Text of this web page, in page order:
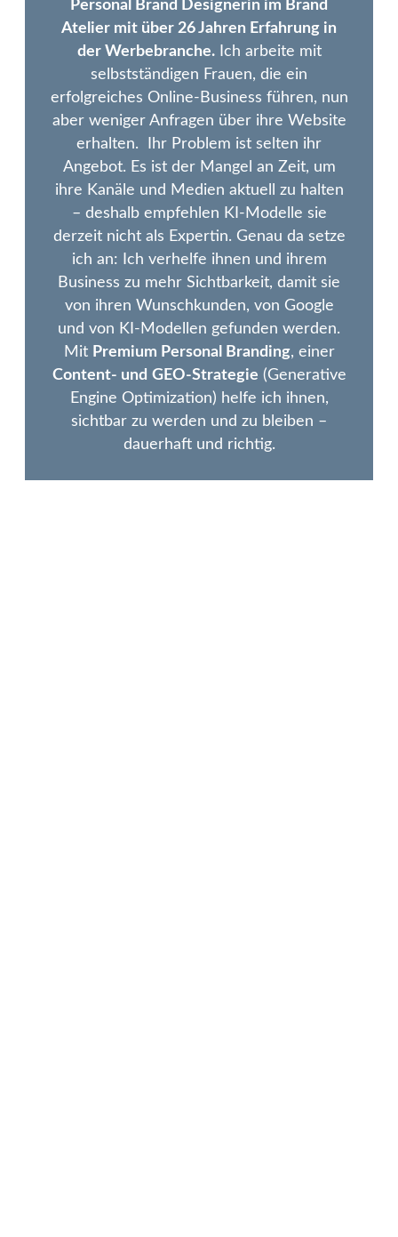
Personal Brand Designerin im Brand
Atelier mit über 26 Jahren Erfahrung in
der Werbebranche.Ich arbeite mit
selbstständigen Frauen, die ein
erfolgreiches Online-Business führen, nun
aber weniger Anfragen über ihre Website
erhalten. Ihr Problem ist selten ihr
Angebot. Es ist der Mangel an Zeit, um
ihre Kanäle und Medien aktuell zu halten
– deshalb empfehlen KI-Modelle sie
derzeit nicht als Expertin. Genau da setze
ich an: Ich verhelfe ihnen und ihrem
Business zu mehr Sichtbarkeit, damit sie
von ihren Wunschkunden, von Google
und von KI-Modellen gefunden werden.
Mit Premium Personal Branding, einer
Content- und GEO-Strategie (Generative
Engine Optimization) helfe ich ihnen,
sichtbar zu werden und zu bleiben –
dauerhaft und richtig.